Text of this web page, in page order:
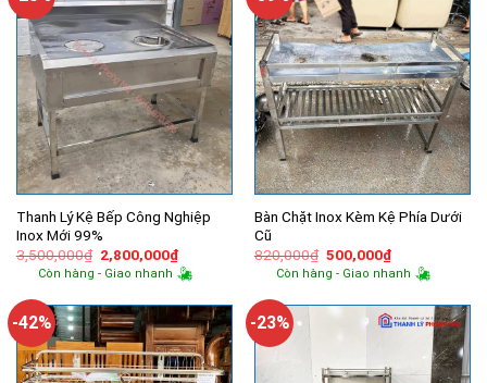
Thanh Lý Kệ Bếp Công Nghiệp
Inox Mới 99%
3,500,000₫ Giá
gốc
là:
2,800,000₫Giá
hiện
tại
2,800,000₫.
Còn hàng - Giao nhanh
Bàn Chặt Inox Kèm Kệ Phía Dưới
Cũ
820,000₫ Giá
gốc
là:
500,000₫Giá
hiện
tại
500,000₫.
Còn hàng - Giao nhanh
-42% -23%